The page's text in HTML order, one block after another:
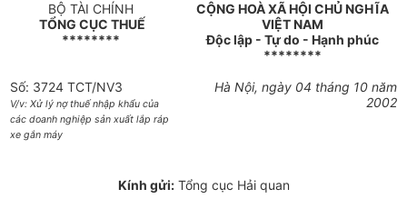
BỘ TÀI CHÍNH
TỔNG CỤC THUẾ
********
CỘNG HOÀ XÃ HỘI CHỦ NGHĨA
VIỆT NAM
Độc lập - Tự do - Hạnh phúc
********
Số: 3724 TCT/NV3
V/v: Xử lý nợ thuế nhập khẩu của
các doanh nghiệp sản xuất lắp ráp
xe gắn máy
Hà Nội, ngày 04 tháng 10 năm
2002
Kính gửi:Tổng cục Hải quan